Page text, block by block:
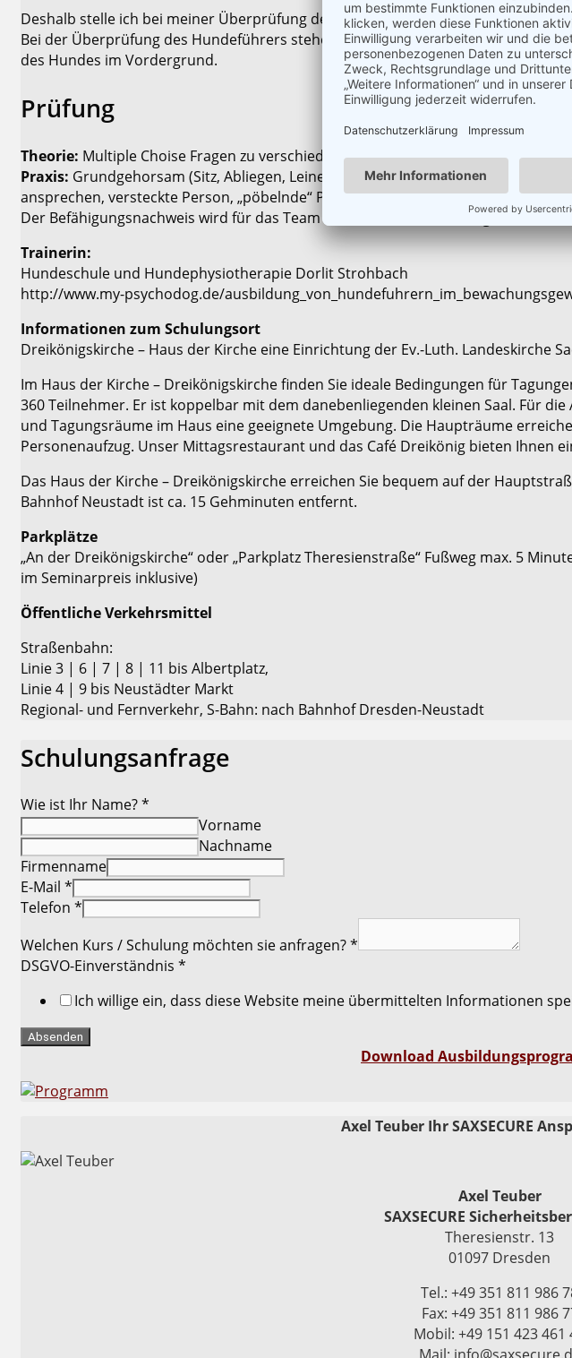
Deshalb stelle ich bei meiner Überprüfung des Hundes primär einen sehr
Bei der Überprüfung des Hundeführers stehen theoretisches Wissen (siehe
des Hundes im Vordergrund.
Prüfung
Theorie: Multiple Choise Fragen zu verschiedenen Themen (siehe Theorieteil)
Praxis: Grundgehorsam (Sitz, Abliegen, Leinenführigkeit, Heranrufen,…) unter
ansprechen, versteckte Person, „pöbelnde“ Personen, Geräusche,…)
Der Befähigungsnachweis wird für das Team Hund-Hundeführer ausgestellt.
Trainerin:
Hundeschule und Hundephysiotherapie Dorlit Strohbach
http://www.my-psychodog.de/
Informationen zum Schulungsort
Dreikönigskirche – Haus der Kirche eine Einrichtung der Ev.-Luth. Landeskirche
Im Haus der Kirche – Dreikönigskirche finden Sie ideale Bedingungen für
360 Teilnehmer. Er ist koppelbar mit dem danebenliegenden kleinen Saal. Für
und Tagungsräume im Haus eine geeignete Umgebung. Die Haupträume
Personenaufzug. Unser Mittagsrestaurant und das Café Dreikönig bieten Ihnen
Das Haus der Kirche – Dreikönigskirche erreichen Sie bequem auf der
Bahnhof Neustadt ist ca. 15 Gehminuten entfernt.
Parkplätze
„An der Dreikönigskirche“ oder „Parkplatz Theresienstraße“ Fußweg max. 5
im Seminarpreis inklusive)
Öffentliche Verkehrsmittel
Straßenbahn:
Linie 3 | 6 | 7 | 8 | 11 bis Albertplatz,
Linie 4 | 9 bis Neustädter Markt
Regional- und Fernverkehr, S-Bahn: nach Bahnhof Dresden-Neustadt
Schulungsanfrage
Wie ist Ihr Name?*
Vorname
Nachname
Firmenname
E-Mail *
Telefon *
Welchen Kurs / Schulung möchten sie anfragen?*
DSGVO-Einverständnis *
Ich willige ein, dass diese Website meine übermittelten Informationen
Absenden
Download
Axel Teuber Ihr SAXSECURE
Axel Teuber
SAXSECURE
Theresienstr. 13
01097 Dresden
Tel.: +49 351 811 986
Fax: +49 351 811 986
Mobil: +49 151 423 461